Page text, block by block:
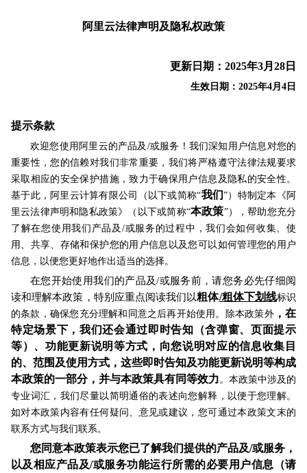
阿里云法律声明及隐私权政策
更新日期：2025年3月28日
生效日期：2025年4月4日
提示条款
欢迎您使用阿里云的产品及/或服务！我们深知用户信息对您的
重要性，您的信赖对我们非常重要，我们将严格遵守法律法规要求
采取相应的安全保护措施，致力于确保用户信息及隐私的安全性。
基于此，阿里云计算有限公司（以下或简称“我们”）特制定本《阿
里云法律声明和隐私政策》（以下或简称“本政策”），帮助您充分
了解在您使用我们产品及/或服务的过程中，我们会如何收集、使
用、共享、存储和保护您的用户信息以及您可以如何管理您的用户
信息，以便您更好地作出适当的选择。
在您开始使用我们的产品及/或服务前，请您务必先仔细阅
读和理解本政策，特别应重点阅读我们以粗体/粗体下划线标识
的条款，确保您充分理解和同意之后再开始使用。除本政策外，在
特定场景下，我们还会通过即时告知（含弹窗、页面提示
等）、功能更新说明等方式，向您说明对应的信息收集目
的、范围及使用方式，这些即时告知及功能更新说明等构成
本政策的一部分，并与本政策具有同等效力。本政策中涉及的
专业词汇，我们尽量以简明通俗的表述向您解释，以便于您理解。
如对本政策内容有任何疑问、意见或建议，您可通过本政策文末的
联系方式与我们联系。
您同意本政策表示您已了解我们提供的产品及/或服务，
以及相应产品及/或服务功能运行所需的必要用户信息（请